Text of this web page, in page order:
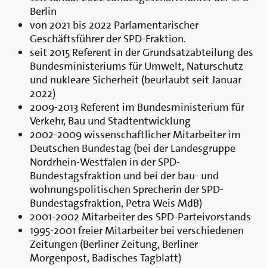
Berlin
von 2021 bis 2022 Parlamentarischer
Geschäftsführer der SPD-Fraktion.
seit 2015 Referent in der Grundsatzabteilung des
Bundesministeriums für Umwelt, Naturschutz
und nukleare Sicherheit (beurlaubt seit Januar
2022)
2009-2013 Referent im Bundesministerium für
Verkehr, Bau und Stadtentwicklung
2002-2009 wissenschaftlicher Mitarbeiter im
Deutschen Bundestag (bei der Landesgruppe
Nordrhein-Westfalen in der SPD-
Bundestagsfraktion und bei der bau- und
wohnungspolitischen Sprecherin der SPD-
Bundestagsfraktion, Petra Weis MdB)
2001-2002 Mitarbeiter des SPD-Parteivorstands
1995-2001 freier Mitarbeiter bei verschiedenen
Zeitungen (Berliner Zeitung, Berliner
Morgenpost, Badisches Tagblatt)